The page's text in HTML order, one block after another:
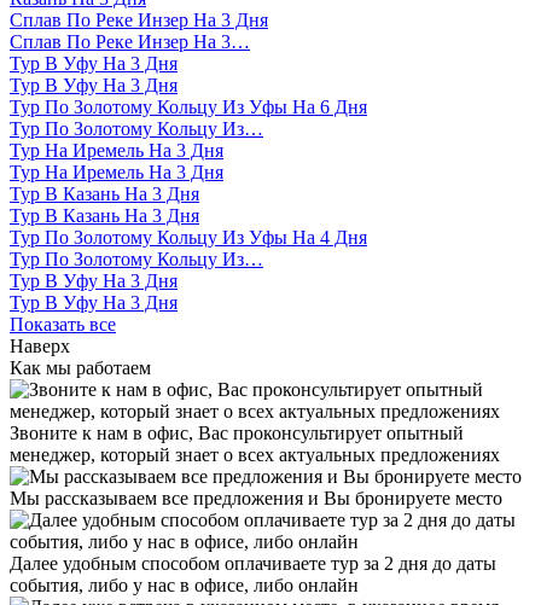
Сплав По Реке Инзер На 3 Дня
Сплав По Реке Инзер На 3…
Тур В Уфу На 3 Дня
Тур В Уфу На 3 Дня
Тур По Золотому Кольцу Из Уфы На 6 Дня
Тур По Золотому Кольцу Из…
Тур На Иремель На 3 Дня
Тур На Иремель На 3 Дня
Тур В Казань На 3 Дня
Тур В Казань На 3 Дня
Тур По Золотому Кольцу Из Уфы На 4 Дня
Тур По Золотому Кольцу Из…
Тур В Уфу На 3 Дня
Тур В Уфу На 3 Дня
Показать все
Наверх
Как мы работаем
Звоните к нам в офис, Вас проконсультирует опытный
менеджер, который знает о всех актуальных предложениях
Мы рассказываем все предложения и Вы бронируете место
Далее удобным способом оплачиваете тур за 2 дня до даты
события, либо у нас в офисе, либо онлайн